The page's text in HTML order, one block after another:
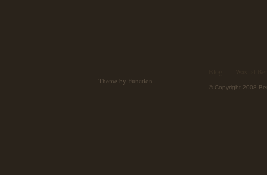
Theme by Function
© Copyright 2008